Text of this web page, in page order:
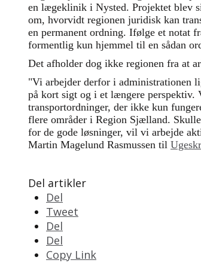
en lægeklinik i Nysted. Projektet blev
om, hvorvidt regionen juridisk kan
en permanent ordning. Ifølge et notat
formentlig kun hjemmel til en sådan
Det afholder dog ikke regionen fra at
"Vi arbejder derfor i administrationen
på kort sigt og i et længere perspektiv.
transportordninger, der ikke kun
flere områder i Region Sjælland.
for de gode løsninger, vil vi arbejde
Martin Magelund Rasmussen til
Del artikler
Del
Tweet
Del
Del
Copy Link